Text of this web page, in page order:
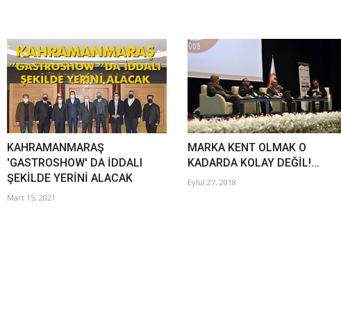
KAHRAMANMARAŞ
'GASTROSHOW' DA İDDALI
ŞEKİLDE YERİNİ ALACAK
Mart 15, 2021
MARKA KENT OLMAK O
KADARDA KOLAY DEĞİL!...
Eylül 27, 2018